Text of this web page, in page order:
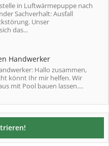
in Luftwärmepuppe nach
Sachverhalt: Ausfall
Unser
das...
Handwerker
Hallo zusammen,
könnt Ihr mir helfen. Wir
mit Pool bauen lassen....